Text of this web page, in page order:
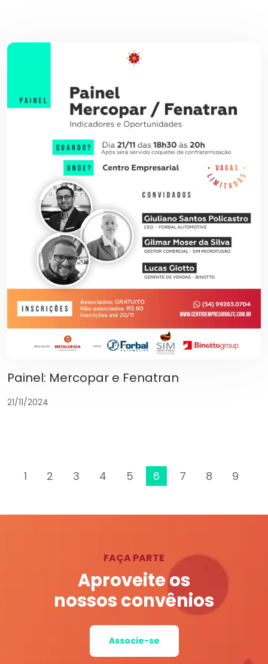
Painel: Mercopar e Fenatran
21/11/2024
1 2 3 4 5 6 7 8 9
FAÇA PARTE
Aproveite os
nossos convênios
Associe-se